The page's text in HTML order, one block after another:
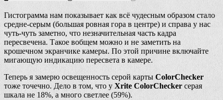
Гистограмма нам показывает как всё чудесным образом стало
средне-серым (большая ровная гора в центре) и справа у нас
чуть-чуть заметно, что незначительная часть кадра
пересвечена. Такое вобщем можно и не заметить на
крошечном экранчике камеры. По этой причине включайте
мигающую индикацию пересвета в камере.
Теперь я замерю освещенность серой карты ColorChecker
тоже точечно. Дело в том, что у Xrite ColorChecker серая
шкала не 18%, а много светлее (59%).